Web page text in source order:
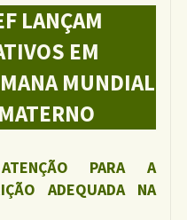
LANÇAM
EM
MUNDIAL
PARA A
ADEQUADA NA